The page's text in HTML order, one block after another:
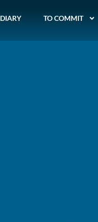
DIARY TO COMMIT